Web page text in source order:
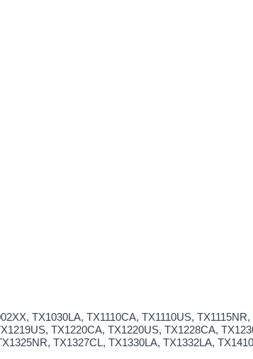
TX1030LA, TX1110CA, TX1110US,
TX1220CA, TX1220US, TX1228CA,
TX1327CL, TX1330LA, TX1332LA,